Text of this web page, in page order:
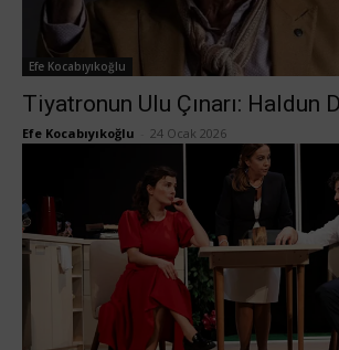
Efe Kocabıyıkoğlu
Tiyatronun Ulu Çınarı: Haldun
Efe Kocabıyıkoğlu 24 Ocak 2026